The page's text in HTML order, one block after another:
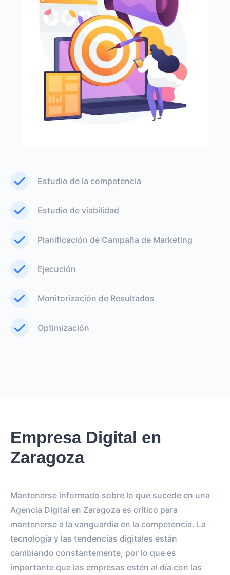
Estudio de la competencia
Estudio de viabilidad
Planificación de Campaña de Marketing
Ejecución
Monitorización de Resultados
Optimización
Empresa Digital en
Zaragoza
Mantenerse informado sobre lo que sucede en una
Agencia Digital en Zaragoza es crítico para
mantenerse a la vanguardia en la competencia. La
tecnología y las tendencias digitales están
cambiando constantemente, por lo que es
importante que las empresas estén al día con las